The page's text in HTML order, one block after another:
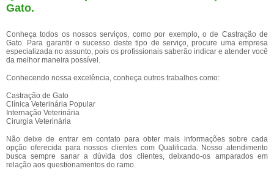
Gato.
Conheça todos os nossos serviços, como por exemplo, o de Castração de
Gato. Para garantir o sucesso deste tipo de serviço, procure uma empresa
especializada no assunto, pois os profissionais saberão indicar e atender você
da melhor maneira possível.
Conhecendo nossa excelência, conheça outros trabalhos como:
Castração de Gato
Clínica Veterinária Popular
Internação Veterinária
Cirurgia Veterinária
Não deixe de entrar em contato para obter mais informações sobre cada
opção oferecida para nossos clientes com Qualificada. Nosso atendimento
busca sempre sanar a dúvida dos clientes, deixando-os amparados em
relação aos questionamentos do ramo.